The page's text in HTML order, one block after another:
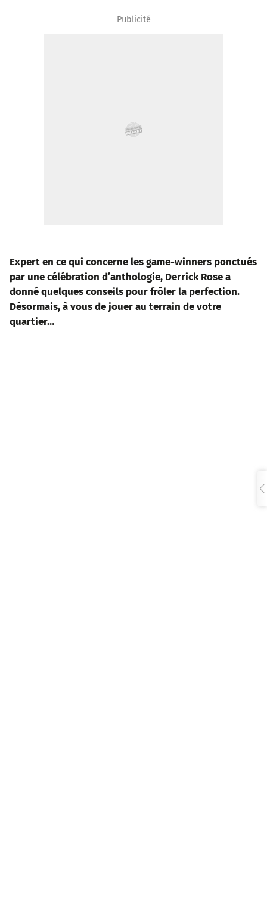
Publicité
Expert en ce qui concerne les game-winners ponctués
par une célébration d’anthologie, Derrick Rose a
donné quelques conseils pour frôler la perfection.
Désormais, à vous de jouer au terrain de votre
quartier…